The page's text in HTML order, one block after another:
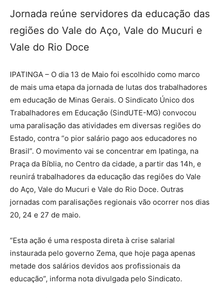
Jornada reúne servidores da educação das
regiões do Vale do Aço, Vale do Mucuri e
Vale do Rio Doce
IPATINGA – O dia 13 de Maio foi escolhido como marco
de mais uma etapa da jornada de lutas dos trabalhadores
em educação de Minas Gerais. O Sindicato Único dos
Trabalhadores em Educação (SindUTE-MG) convocou
uma paralisação das atividades em diversas regiões do
Estado, contra “o pior salário pago aos educadores no
Brasil”. O movimento vai se concentrar em Ipatinga, na
Praça da Bíblia, no Centro da cidade, a partir das 14h, e
reunirá trabalhadores da educação das regiões do Vale
do Aço, Vale do Mucuri e Vale do Rio Doce. Outras
jornadas com paralisações regionais vão ocorrer nos dias
20, 24 e 27 de maio.
“Esta ação é uma resposta direta à crise salarial
instaurada pelo governo Zema, que hoje paga apenas
metade dos salários devidos aos profissionais da
educação”, informa nota divulgada pelo Sindicato.